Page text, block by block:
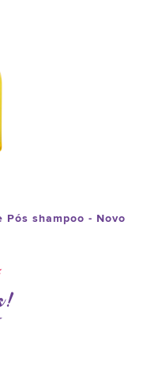
Pós shampoo - Novo